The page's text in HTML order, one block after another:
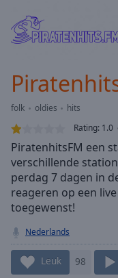
Skip
Forward
Mute
Loaded:
0.00%
Stream
TypeLIVE
Seek to
currently
behind
LIVE
Remaining
Time-
folk oldies
hits
Rating: 1.0
PiratenhitsFM een
verschillende
perdag 7 dagen in
reageren op een
toegewenst!
Nederlands
Leuk 98